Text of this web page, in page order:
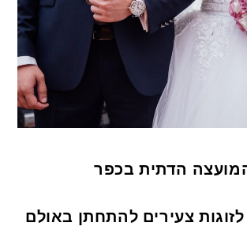
הדתית בכפר
צעירים להתחתן באולם